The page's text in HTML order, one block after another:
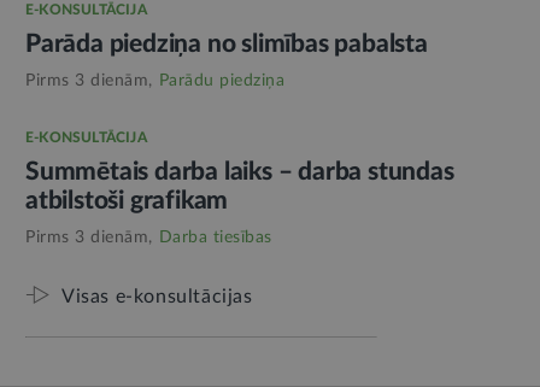
E-KONSULTĀCIJA
Parāda piedziņa no slimības pabalsta
Pirms 3 dienām, Parādu piedziņa
E-KONSULTĀCIJA
Summētais darba laiks – darba stundas
atbilstoši grafikam
Pirms 3 dienām, Darba tiesības
Visas e-konsultācijas